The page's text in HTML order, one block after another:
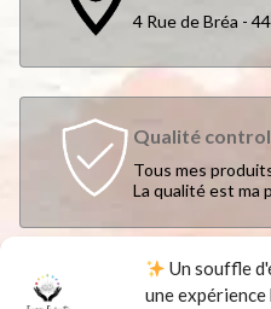
Un souffle
une
4 Rue de Bréa -
Qualité
Tous mes
La qualité est ma